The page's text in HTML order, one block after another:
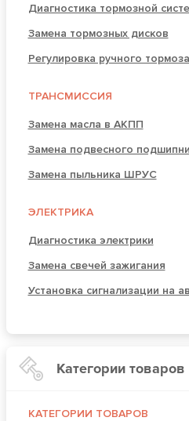
Диагностика тормозной
Замена тормозных дисков
Регулировка ручного тормоза
ТРАНСМИССИЯ
Замена масла в АКПП
Замена подвесного
Замена пыльника ШРУС
ЭЛЕКТРИКА
Диагностика электрики
Замена свечей зажигания
Установка сигнализации на
Категории
КАТЕГОРИИ ТОВАРОВ